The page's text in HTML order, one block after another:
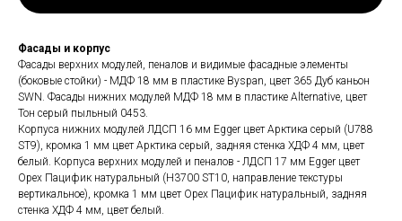
Фасады и корпус
Фасады верхних модулей, пеналов и видимые фасадные элементы
(боковые стойки) - МДФ 18 мм в пластике Byspan, цвет 365 Дуб каньон
SWN. Фасады нижних модулей МДФ 18 мм в пластике Alternative, цвет
Тон серый пыльный 0453.
Корпуса нижних модулей ЛДСП 16 мм Egger цвет Арктика серый (U788
ST9), кромка 1 мм цвет Арктика серый, задняя стенка ХДФ 4 мм, цвет
белый. Корпуса верхних модулей и пеналов - ЛДСП 17 мм Egger цвет
Орех Пацифик натуральный (H3700 ST10, направление текстуры
вертикальное), кромка 1 мм цвет Орех Пацифик натуральный, задняя
стенка ХДФ 4 мм, цвет белый.